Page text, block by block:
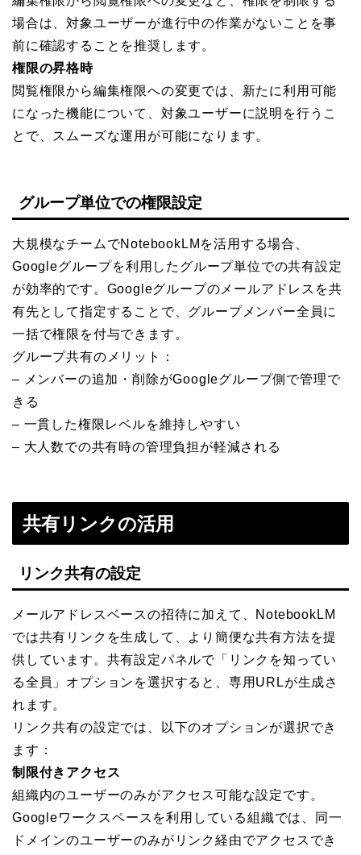
場合は、対象ユーザーが進行中の作業がないことを事
前に確認することを推奨します。
権限の昇格時
閲覧権限から編集権限への変更では、新たに利用可能
になった機能について、対象ユーザーに説明を行うこ
とで、スムーズな運用が可能になります。
グループ単位での権限設定
大規模なチームでNotebookLMを活用する場合、
Googleグループを利用したグループ単位での共有設定
が効率的です。Googleグループのメールアドレスを共
有先として指定することで、グループメンバー全員に
一括で権限を付与できます。
グループ共有のメリット：
– メンバーの追加・削除がGoogleグループ側で管理で
きる
– 一貫した権限レベルを維持しやすい
– 大人数での共有時の管理負担が軽減される
共有リンクの活用
リンク共有の設定
メールアドレスベースの招待に加えて、NotebookLM
では共有リンクを生成して、より簡便な共有方法を提
供しています。共有設定パネルで「リンクを知ってい
る全員」オプションを選択すると、専用URLが生成さ
れます。
リンク共有の設定では、以下のオプションが選択でき
ます：
制限付きアクセス
組織内のユーザーのみがアクセス可能な設定です。
Googleワークスペースを利用している組織では、同一
ドメインのユーザーのみがリンク経由でアクセスでき